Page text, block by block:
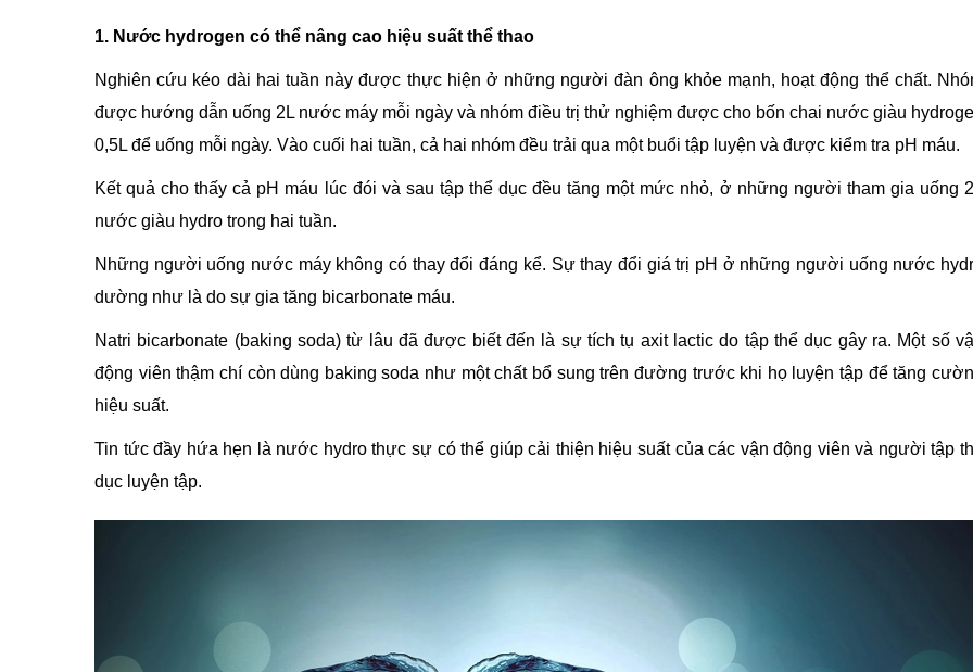
1. Nước hydrogen có thể nâng cao hiệu suất thể thao
Nghiên cứu kéo dài hai tuần này được thực hiện ở những người đàn ông khỏe mạnh, hoạt động thể chất.
được hướng dẫn uống 2L nước máy mỗi ngày và nhóm điều trị thử nghiệm được cho bốn chai nước giàu
0,5L để uống mỗi ngày. Vào cuối hai tuần, cả hai nhóm đều trải qua một buổi tập luyện và được kiểm tra pH máu.
Kết quả cho thấy cả pH máu lúc đói và sau tập thể dục đều tăng một mức nhỏ, ở những người tham gia uống
nước giàu hydro trong hai tuần.
Những người uống nước máy không có thay đổi đáng kể. Sự thay đổi giá trị pH ở những người uống nước
dường như là do sự gia tăng bicarbonate máu.
Natri bicarbonate (baking soda) từ lâu đã được biết đến là sự tích tụ axit lactic do tập thể dục gây ra. Một số
động viên thậm chí còn dùng baking soda như một chất bổ sung trên đường trước khi họ luyện tập để tăng
hiệu suất.
Tin tức đầy hứa hẹn là nước hydro thực sự có thể giúp cải thiện hiệu suất của các vận động viên và người tập
dục luyện tập.